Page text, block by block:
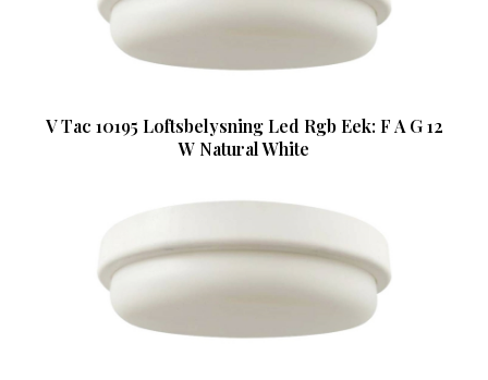
V Tac 10195 Loftsbelysning Led Rgb Eek: F A G 12
W Natural White